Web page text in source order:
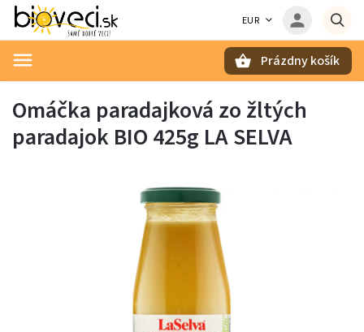
EUR
Prázdny košík
Omáčka paradajková zo žltých
paradajok BIO 425g LA SELVA